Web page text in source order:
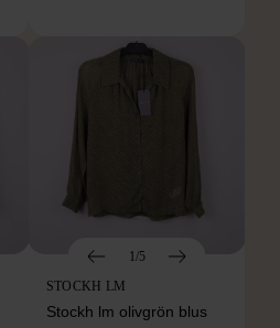
1/5
STOCKH LM
Stockh lm olivgrön blus